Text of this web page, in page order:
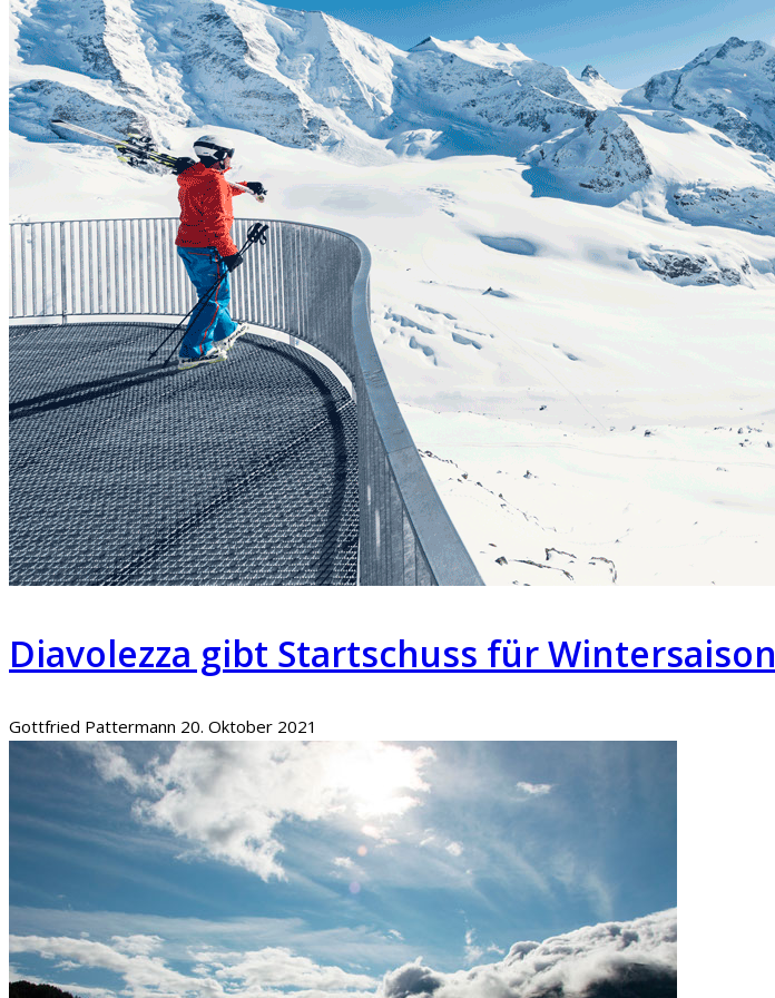
Diavolezza gibt Startschuss für Wintersaison
Gottfried Pattermann 20. Oktober 2021